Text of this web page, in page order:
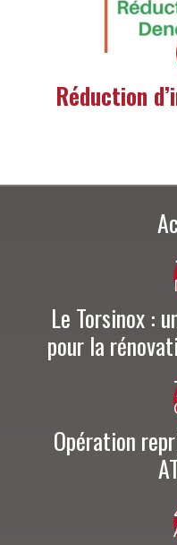
Réduction
Le Torsinox :
pour la
Opération